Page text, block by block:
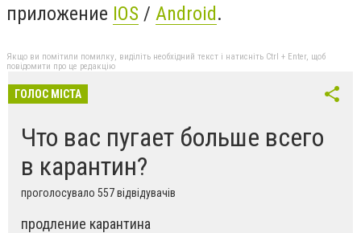
приложение IOS / Android.
Якщо ви помітили помилку, виділіть необхідний текст і натисніть Ctrl + Enter, щоб
повідомити про це редакцію
ГОЛОС МІСТА
Что вас пугает больше всего
в карантин?
проголосувало 557 відвідувачів
продление карантина